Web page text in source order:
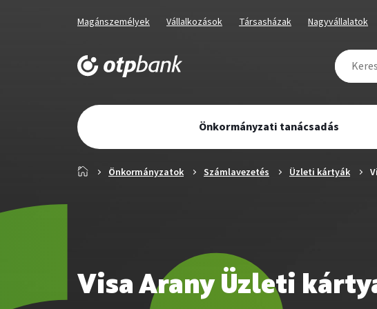
Üzletág
választó
navigáció
Kiválaszott
Magánszemélyek
Kiválaszott
Vállalkozások
Kiválaszott
Társasházak
Kiválaszott
Nagyvállalatok
Keresés
száma:
0
Elsődleges
navigáció
Önkormányzati tanácsadás
Főoldal Önkormányzatok Számlavezetés Üzleti kártyák
Visa Arany Üzleti